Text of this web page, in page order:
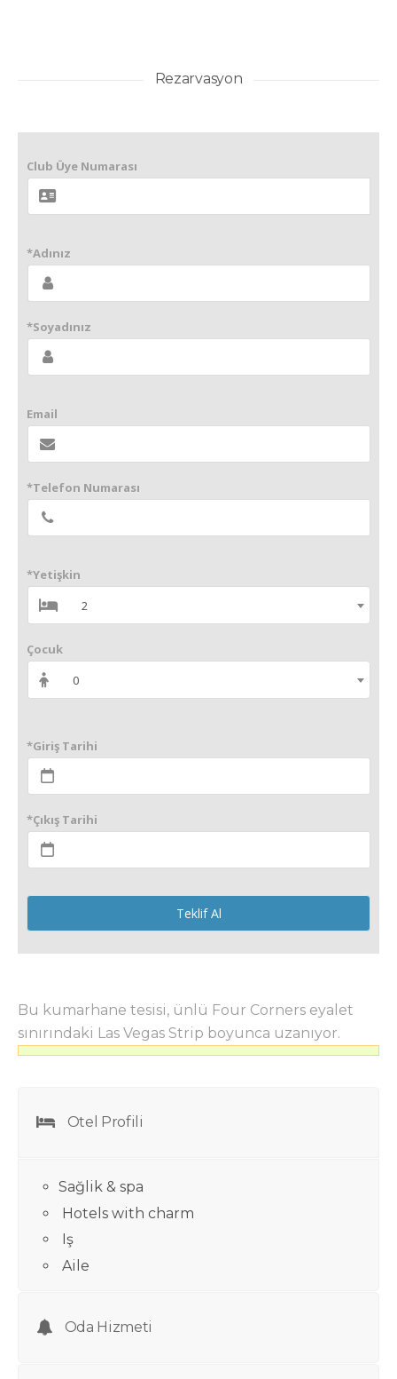
Rezarvasyon
Club Üye Numarası
*Adınız
*Soyadınız
Email
*Telefon Numarası
*Yetişkin
2
Çocuk
0
*Giriş Tarihi
*Çıkış Tarihi
Teklif Al
Bu kumarhane tesisi, ünlü Four Corners eyalet
sınırındaki Las Vegas Strip boyunca uzanıyor.
Otel Profili
Sağlik & spa
Hotels with charm
Iş
Aile
Oda Hizmeti